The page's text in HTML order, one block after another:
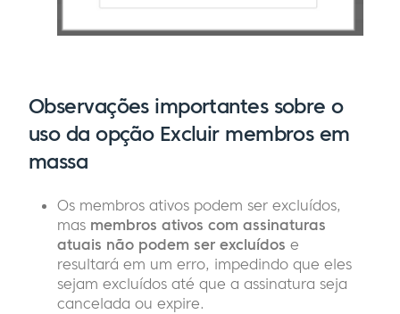
Observações importantes sobre o
uso da opção Excluir membros em
massa
Os membros ativos podem ser excluídos,
mas membros ativos com assinaturas
atuais não podem ser excluídos e
resultará em um erro, impedindo que eles
sejam excluídos até que a assinatura seja
cancelada ou expire.